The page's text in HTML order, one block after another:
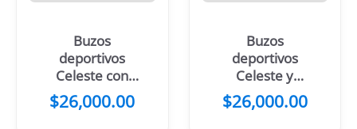
Buzos
deportivos
Celeste con
blanco
$26,000.00
Buzos
deportivos
Celeste y
rosado
$26,000.00